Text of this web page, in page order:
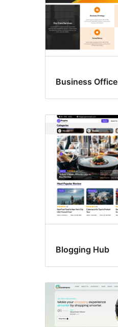
Business Office
Blogging Hub